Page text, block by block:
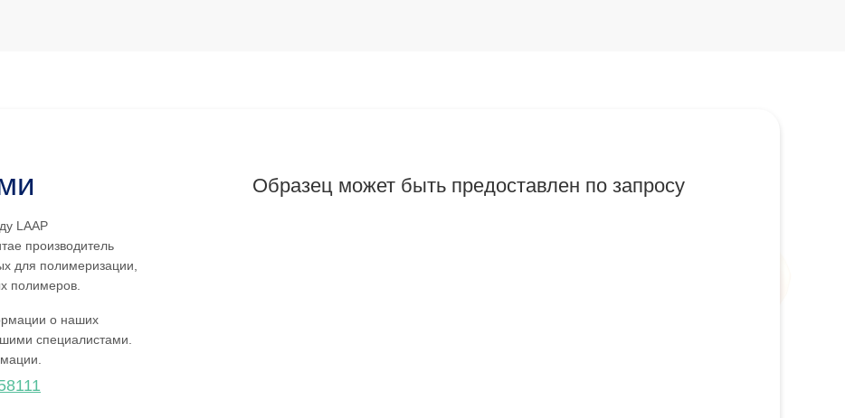
LAAP
производитель
для полимеризации,
полимеров.
о наших
специалистами.
Образец может быть предоставлен по запросу